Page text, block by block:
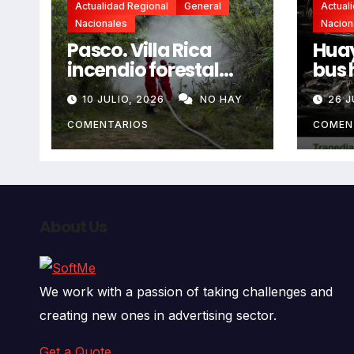
Actualidad Regional
General
Nacionales
Pasco. Villa Rica
incendio forestal
extremo deja dos
fallecidos y heridos
10 JULIO, 2026 NO HAY
COMENTARIOS
bus
en26
We work with a passion of taking challenges and
creating new ones in advertising sector.